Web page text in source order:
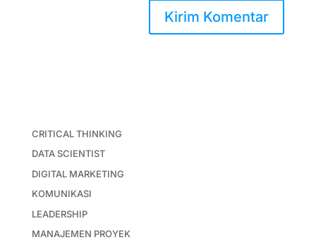
CRITICAL THINKING
DATA SCIENTIST
DIGITAL MARKETING
KOMUNIKASI
LEADERSHIP
MANAJEMEN PROYEK